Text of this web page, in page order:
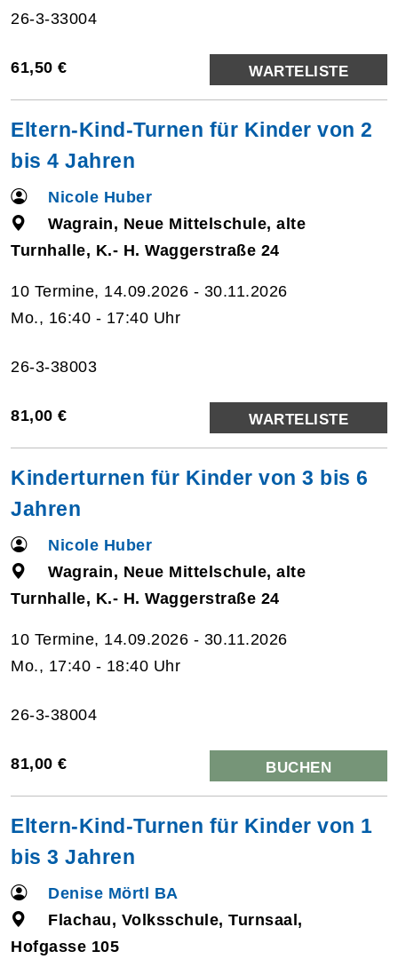
26-3-33004
61,50 € WARTELISTE
Eltern-Kind-Turnen für Kinder von 2
bis 4 Jahren
Nicole Huber
Wagrain, Neue Mittelschule, alte
Turnhalle, K.- H. Waggerstraße 24
10 Termine, 14.09.2026 - 30.11.2026
Mo., 16:40 - 17:40 Uhr
26-3-38003
81,00 € WARTELISTE
Kinderturnen für Kinder von 3 bis 6
Jahren
Nicole Huber
Wagrain, Neue Mittelschule, alte
Turnhalle, K.- H. Waggerstraße 24
10 Termine, 14.09.2026 - 30.11.2026
Mo., 17:40 - 18:40 Uhr
26-3-38004
81,00 € BUCHEN
Eltern-Kind-Turnen für Kinder von 1
bis 3 Jahren
Denise Mörtl BA
Flachau, Volksschule, Turnsaal,
Hofgasse 105